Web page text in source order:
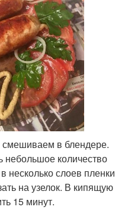
в блендере.
количество
слоев пленки
на узелок. В кипящую
15 минут.